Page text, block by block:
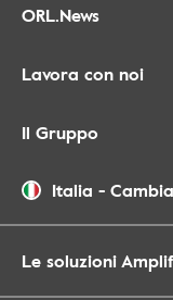
ORL.News
Lavora con noi
Il Gruppo
Italia -
Le soluzioni